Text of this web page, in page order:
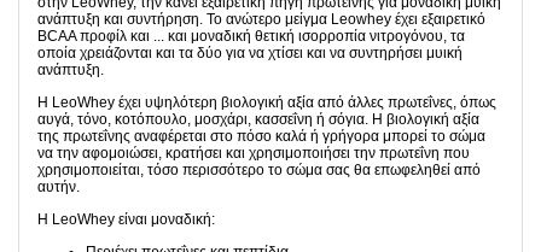
ανάπτυξη και συντήρηση. Το ανώτερο μείγμα Leowhey έχει εξαιρετικό
BCAA προφίλ και ... και μοναδική θετική ισορροπία νιτρογόνου, τα
οποία χρειάζονται και τα δύο για να χτίσει και να συντηρήσει μυική
ανάπτυξη.
Η LeoWhey έχει υψηλότερη βιολογική αξία από άλλες πρωτεΐνες, όπως
αυγά, τόνο, κοτόπουλο, μοσχάρι, κασσεΐνη ή σόγια. Η βιολογική αξία
της πρωτεΐνης αναφέρεται στο πόσο καλά ή γρήγορα μπορεί το σώμα
να την αφομοιώσει, κρατήσει και χρησιμοποιήσει την πρωτεΐνη που
χρησιμοποιείται, τόσο περισσότερο το σώμα σας θα επωφεληθεί από
αυτήν.
Η LeoWhey είναι μοναδική: